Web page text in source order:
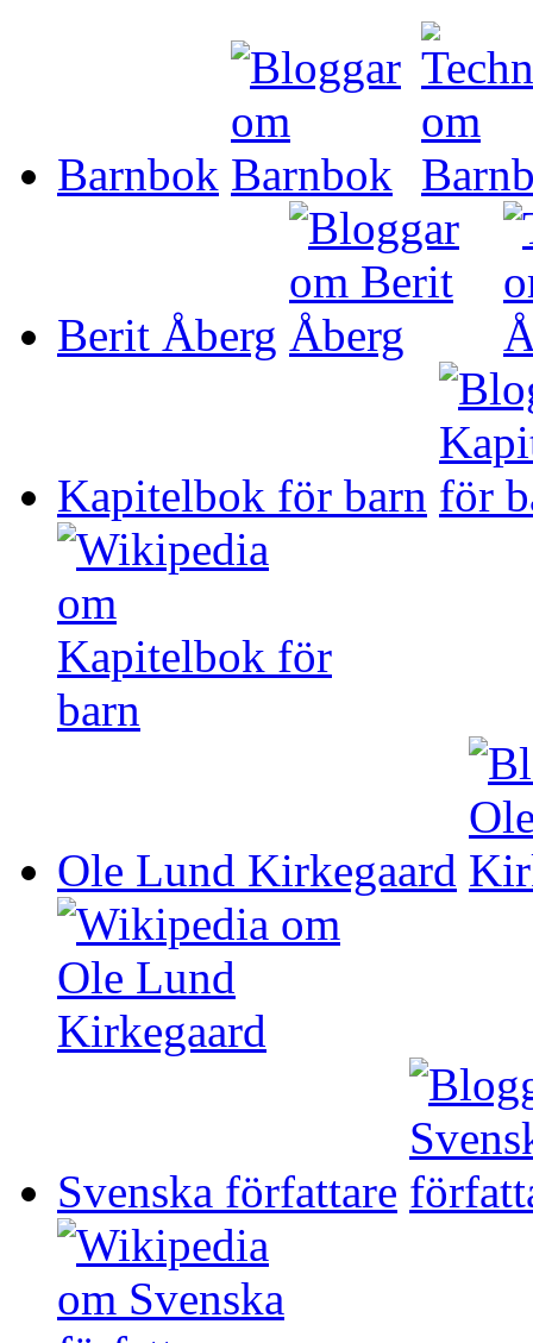
Barnbok
Berit Åberg
Kapitelbok för barn
Ole Lund Kirkegaard
Svenska författare